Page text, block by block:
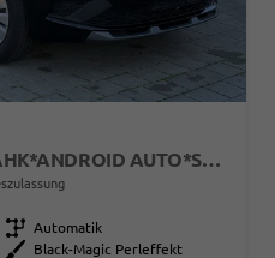
SELECTION 1.5 TSI DSG AHK*ANDROID AUTO*SHZ*KAMERA*KEYLESS*2Z KLIMAAUTO*
Getriebe
Automatik
Außenfarbe
Black-Magic Perleffekt